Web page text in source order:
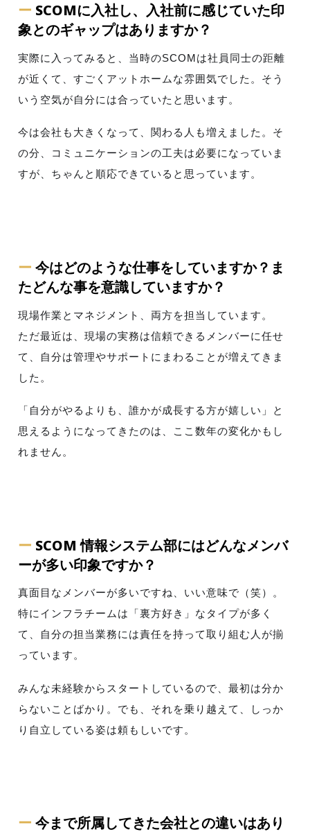
ー SCOMに入社し、入社前に感じていた印
象とのギャップはありますか？
実際に入ってみると、当時のSCOMは社員同士の距離
が近くて、すごくアットホームな雰囲気でした。そう
いう空気が自分には合っていたと思います。
今は会社も大きくなって、関わる人も増えました。そ
の分、コミュニケーションの工夫は必要になっていま
すが、ちゃんと順応できていると思っています。
ー今はどのような仕事をしていますか？ま
たどんな事を意識していますか？
現場作業とマネジメント、両方を担当しています。
ただ最近は、現場の実務は信頼できるメンバーに任せ
て、自分は管理やサポートにまわることが増えてきま
した。
「自分がやるよりも、誰かが成長する方が嬉しい」と
思えるようになってきたのは、ここ数年の変化かもし
れません。
ー SCOM 情報システム部にはどんなメンバ
ーが多い印象ですか？
真面目なメンバーが多いですね、いい意味で（笑）。
特にインフラチームは「裏方好き」なタイプが多く
て、自分の担当業務には責任を持って取り組む人が揃
っています。
みんな未経験からスタートしているので、最初は分か
らないことばかり。でも、それを乗り越えて、しっか
り自立している姿は頼もしいです。
ー今まで所属してきた会社との違いはあり